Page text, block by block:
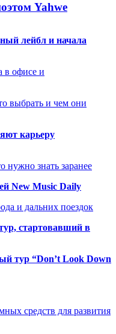
Yahwe
лейбл и начала
в офисе и
выбрать и чем они
карьеру
нужно знать заранее
New Music Daily
и дальних поездок
стартовавший в
тур “Don’t Look Down
средств для развития